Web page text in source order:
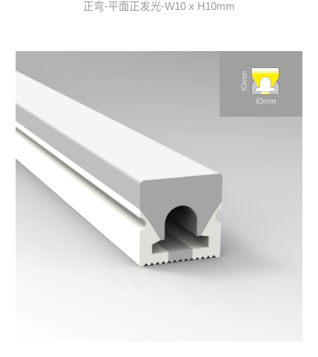
正弯-平面正发光-W10 x H10mm